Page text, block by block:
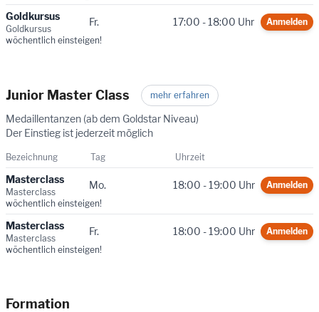
Goldkursus
Goldkursus
Fr. 17:00 - 18:00 Uhr
Anmelden
wöchentlich einsteigen!
Junior Master Class mehr erfahren
Medaillentanzen (ab dem Goldstar Niveau)
Der Einstieg ist jederzeit möglich
Bezeichnung Tag Uhrzeit
Masterclass
Masterclass
Mo. 18:00 - 19:00 Uhr
Anmelden
wöchentlich einsteigen!
Masterclass
Masterclass
Fr. 18:00 - 19:00 Uhr
Anmelden
wöchentlich einsteigen!
Formation